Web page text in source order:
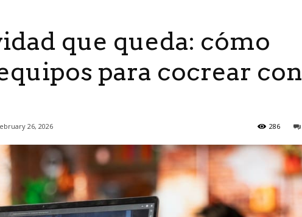
que queda: cómo
para cocrear con
26, 2026 286